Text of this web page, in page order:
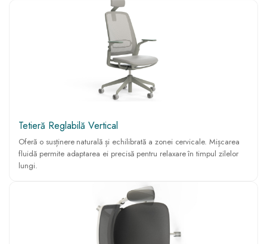
Tetieră Reglabilă Vertical
Oferă o susținere naturală și echilibrată a zonei cervicale. Mișcarea
fluidă permite adaptarea ei precisă pentru relaxare în timpul zilelor
lungi.